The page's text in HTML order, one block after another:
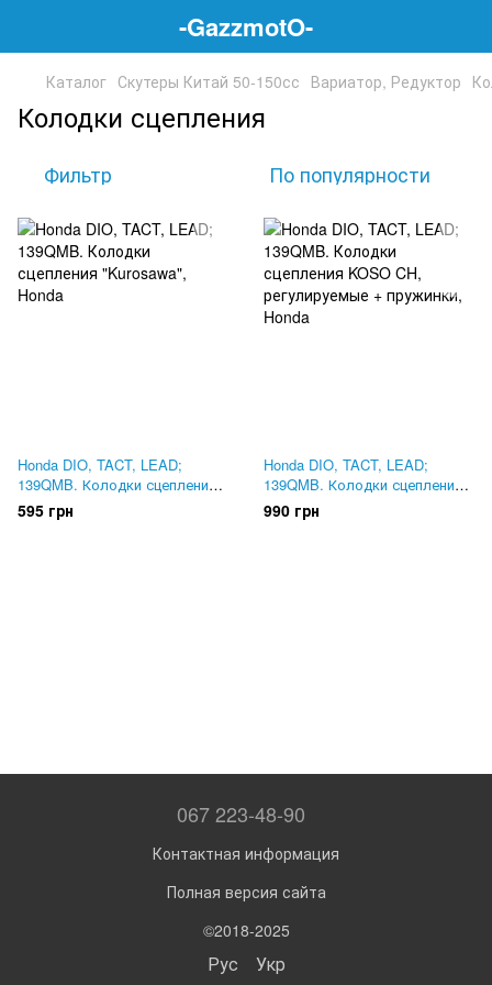
-GazzmotO-
Каталог Скутеры Китай 50-150сс Вариатор, Редуктор
Колодки сцепления
Фильтр По популярности
Honda DIO, TACT, LEAD;
139QMB. Колодки сцепления
"Kurosawa"
595 грн
Honda DIO, TACT, LEAD;
139QMB. Колодки сцепления
KOSO CH, регулируемые +
пружинки
990 грн
067 223-48-90
Контактная информация
Полная версия сайта
©2018-2025
Рус Укр